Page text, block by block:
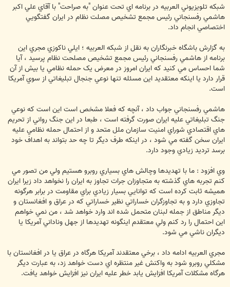
شبکه تلويزيوني العربيه در برنامه اي تحت عنوان "به صراحت" با آقاي علي اکبر
هاشمي رفسنجاني رئيس مجمع تشخيص مصلت نظام در ايران گفتگويي
اختصاصي انجام داد.
به گزارش باشگاه خبرنگاران به نقل از شبکه العربيه ؛ ايلي ناکوزي مجري اين
برنامه از هاشمي رفسنجاني رئيس مجمع تشخيص مصلحت نظام پرسيد ، آيا
شما احساس مي کنيد که ايران امروز در معرض يک حمله نظامي يا بيش از آن
قرار دارد يا اينکه معتقديد اين مسئله تنها نوعي جنجال تبليغاتي از سوي آمريکا
است.
هاشمي رفسنجاني جواب داد ، آنچه که فعلا مشخص است اين است که نوعي
جنگ تبليغاتي عليه ايران صورت گرفته است ، طبعا در اين جنگ رواني از تحريم
هاي اقتصادي شوراي امنيت سازمان ملل متحد و از احتمال حمله نظامي عليه
ايران سخن گفته مي شود ، در اينکه طرف ديگر تا چه حد بتواند به اهداف خود
برسد ترديد زيادي وجود دارد.
وي افزود : ما با تهديدها وچالش هاي بسياري روبرو هستيم ولي من تصور مي
کنم تجربه هاي گذشته به متجاوزان جرات تجاوز به ايران را نخواهد داد زيرا ايران
هميشه ثابت کرده است که توانايي بسيار زيادي براي مقاومت در برابر هرگونه
تجاوزي دارد و به تجاوزگران خساراتي نظير خساراتي که در عراق و افغانستان و
ديگر مناطق از جمله لبنان متحمل شده اند وارد خواهد شد ، من نمي خواهم
اين احتمال را رد کنم ولي معتقدم اينگونه تهديدها از جهل وناداني آمريکا يا
ديگران ناشي مي شود.
مجري العربيه ادامه داد ، برخي معتقدند آمريکا هرگاه در عراق يا در افغانستان با
مشکلي روبرو شود به واکنش غير منتظره اي دست خواهد زد، به عبارت ديگر
هرگاه مشکلات آمريکا افزايش يابد خطر عليه ايران نيز افزايش خواهد يافت.